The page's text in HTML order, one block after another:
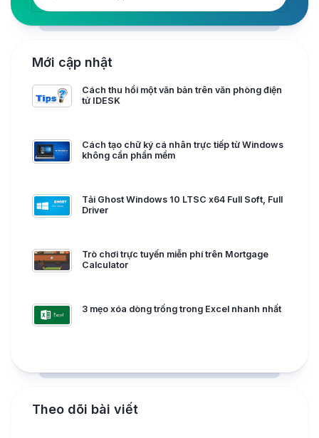
Mới cập nhật
Cách thu hồi một văn bản trên văn phòng điện
tử IDESK
Cách tạo chữ ký cá nhân trực tiếp từ Windows
không cần phần mềm
Tải Ghost Windows 10 LTSC x64 Full Soft, Full
Driver
Trò chơi trực tuyến miễn phí trên Mortgage
Calculator
3 mẹo xóa dòng trống trong Excel nhanh nhất
Theo dõi bài viết